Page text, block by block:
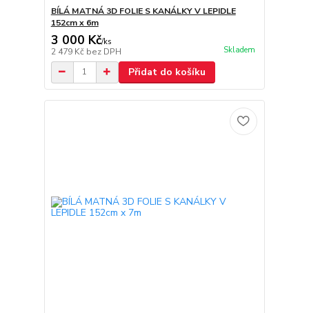
BÍLÁ MATNÁ 3D FOLIE S KANÁLKY V LEPIDLE
152cm x 6m
3 000 Kč/ks
2 479 Kč bez DPH Skladem
Přidat do košíku